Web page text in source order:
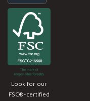
Look for our
FSC®-certified